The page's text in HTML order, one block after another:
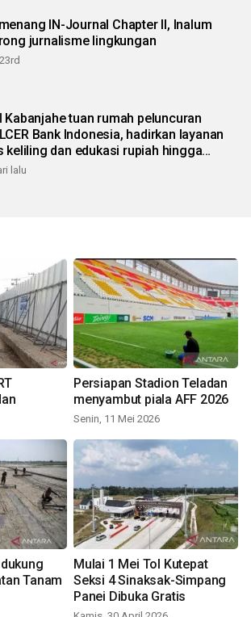
IN-Journal Chapter II, Inalum
jurnalisme lingkungan
Kabanjahe tuan rumah peluncuran
Bank Indonesia, hadirkan layanan
keliling dan edukasi rupiah hingga
Karo
lalu
Persiapan Stadion Teladan
menyambut piala AFF 2026
Senin, 11 Mei 2026
Tanam
Mulai 1 Mei Tol Kutepat
Seksi 4 Sinaksak-Simpang
Panei Dibuka Gratis